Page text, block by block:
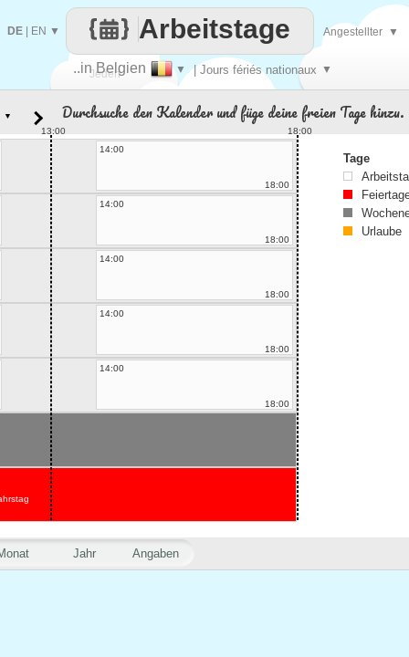
Jeden
..in Belgien ▼ | Jours fériés nationaux ▼
Arbeitstage
DE EN ▼ Angestellter ▼
Jahr Angaben
▼ Durchsuche den Kalender und füge deine freien Tage hinzu.
13:00
18:00
14:00
18:00
14:00
18:00
14:00
18:00
14:00
18:00
14:00
18:00
Tage
Urlaube